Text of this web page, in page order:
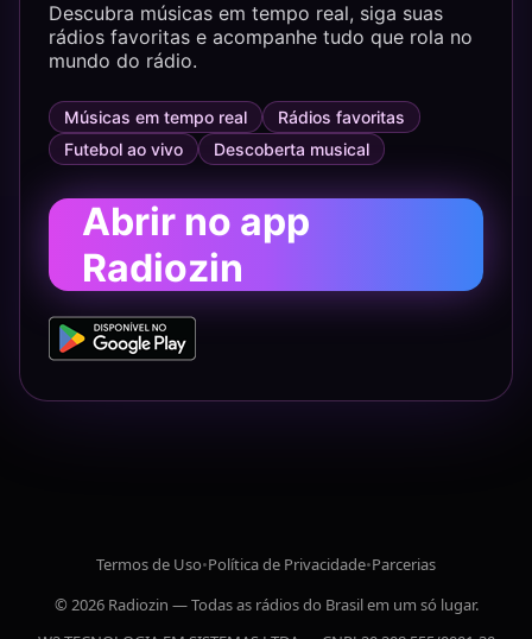
Descubra músicas em tempo real, siga suas
rádios favoritas e acompanhe tudo que rola no
mundo do rádio.
Músicas em tempo real
Rádios favoritas
Futebol ao vivo
Descoberta musical
Abrir no app
Radiozin
Termos de Uso•Política de Privacidade•Parcerias
© 2026 Radiozin — Todas as rádios do Brasil em um só lugar.